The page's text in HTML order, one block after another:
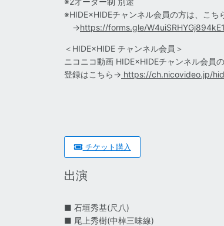
※HIDE×HIDEチャンネル会員の方は、こち
→https://forms.gle/
＜HIDE×HIDE チャンネル会員＞
ニコニコ動画 HIDE×HIDEチャンネル会員
登録はこちら→ https://ch.nicovideo.jp/
チケット購入
出演
■ 石垣秀基(尺八)
■ 尾上秀樹(中棹三味線)